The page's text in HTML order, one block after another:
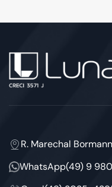
R. Marechal
WhatsApp(49) 9